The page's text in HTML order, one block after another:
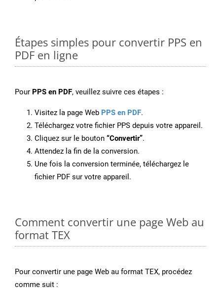
Étapes simples pour convertir PPS en
PDF en ligne
Pour PPS en PDF, veuillez suivre ces étapes :
Visitez la page Web PPS en PDF.
Téléchargez votre fichier PPS depuis votre appareil.
Cliquez sur le bouton “Convertir”.
Attendez la fin de la conversion.
Une fois la conversion terminée, téléchargez le
fichier PDF sur votre appareil.
Comment convertir une page Web au
format TEX
Pour convertir une page Web au format TEX, procédez
comme suit :